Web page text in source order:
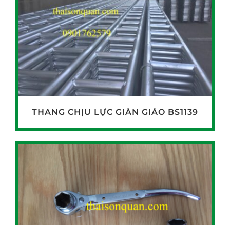
THANG CHỊU LỰC GIÀN GIÁO BS1139